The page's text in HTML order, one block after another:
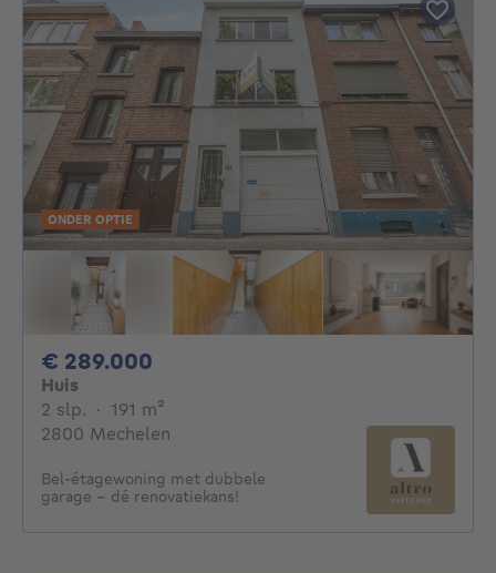
ONDER OPTIE
€ 289.000
Huis
2 slp. 2 slaapkamers
· 191 m²
2800 Mechelen
Bel-étagewoning met dubbele
garage – dé renovatiekans!